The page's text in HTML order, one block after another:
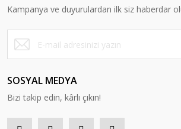
Kampanya ve duyurulardan ilk siz haberdar
SOSYAL MEDYA
Bizi takip edin, kârlı çıkın!